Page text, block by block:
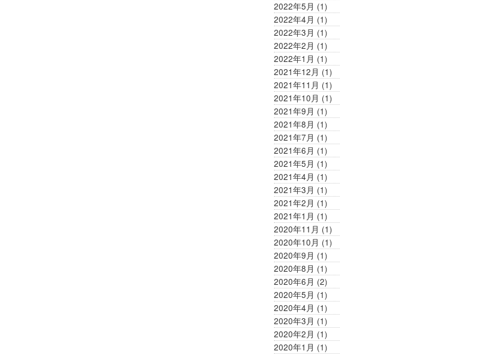
2022年5月 (1)
2022年4月 (1)
2022年3月 (1)
2022年2月 (1)
2022年1月 (1)
2021年12月 (1)
2021年11月 (1)
2021年10月 (1)
2021年9月 (1)
2021年8月 (1)
2021年7月 (1)
2021年6月 (1)
2021年5月 (1)
2021年4月 (1)
2021年3月 (1)
2021年2月 (1)
2021年1月 (1)
2020年11月 (1)
2020年10月 (1)
2020年9月 (1)
2020年8月 (1)
2020年6月 (2)
2020年5月 (1)
2020年4月 (1)
2020年3月 (1)
2020年2月 (1)
2020年1月 (1)